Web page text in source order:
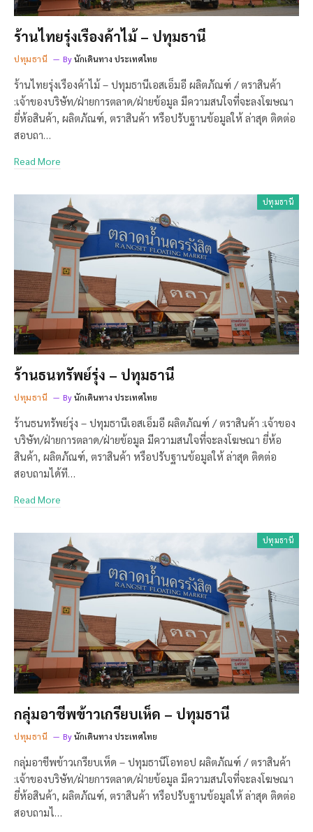
ร้านไทยรุ่งเรืองค้าไม้ – ปทุมธานี
ปทุมธานี By นักเดินทาง ประเทศไทย
ร้านไทยรุ่งเรืองค้าไม้ – ปทุมธานีเอสเอ็มอี ผลิตภัณฑ์ / ตราสินค้า
:เจ้าของบริษัท/ฝ่ายการตลาด/ฝ่ายข้อมูล มีความสนใจที่จะลงโฆษณา
ยี่ห้อสินค้า, ผลิตภัณฑ์, ตราสินค้า หรือปรับฐานข้อมูลให้ ล่าสุด ติดต่อ
สอบถา…
Read More
ปทุมธานี
ร้านธนทรัพย์รุ่ง – ปทุมธานี
ปทุมธานี By นักเดินทาง ประเทศไทย
ร้านธนทรัพย์รุ่ง – ปทุมธานีเอสเอ็มอี ผลิตภัณฑ์ / ตราสินค้า :เจ้าของ
บริษัท/ฝ่ายการตลาด/ฝ่ายข้อมูล มีความสนใจที่จะลงโฆษณา ยี่ห้อ
สินค้า, ผลิตภัณฑ์, ตราสินค้า หรือปรับฐานข้อมูลให้ ล่าสุด ติดต่อ
สอบถามได้ที…
Read More
ปทุมธานี
กลุ่มอาชีพข้าวเกรียบเห็ด – ปทุมธานี
ปทุมธานี By นักเดินทาง ประเทศไทย
กลุ่มอาชีพข้าวเกรียบเห็ด – ปทุมธานีโอทอป ผลิตภัณฑ์ / ตราสินค้า
:เจ้าของบริษัท/ฝ่ายการตลาด/ฝ่ายข้อมูล มีความสนใจที่จะลงโฆษณา
ยี่ห้อสินค้า, ผลิตภัณฑ์, ตราสินค้า หรือปรับฐานข้อมูลให้ ล่าสุด ติดต่อ
สอบถามไ…